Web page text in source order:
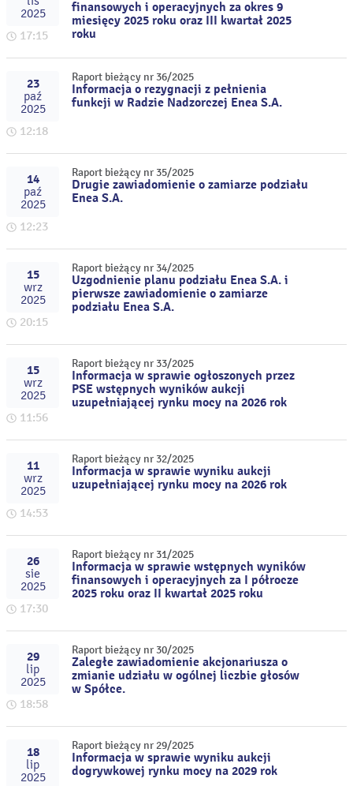
2025
17:15
finansowych i operacyjnych za okres 9
miesięcy 2025 roku oraz III kwartał 2025
roku
23
paź
2025
12:18
Raport bieżący nr 36/2025
Informacja o rezygnacji z pełnienia
funkcji w Radzie Nadzorczej Enea S.A.
14
paź
2025
12:23
Raport bieżący nr 35/2025
Drugie zawiadomienie o zamiarze podziału
Enea S.A.
15
wrz
2025
20:15
Raport bieżący nr 34/2025
Uzgodnienie planu podziału Enea S.A. i
pierwsze zawiadomienie o zamiarze
podziału Enea S.A.
15
wrz
2025
11:56
Raport bieżący nr 33/2025
Informacja w sprawie ogłoszonych przez
PSE wstępnych wyników aukcji
uzupełniającej rynku mocy na 2026 rok
11
wrz
2025
14:53
Raport bieżący nr 32/2025
Informacja w sprawie wyniku aukcji
uzupełniającej rynku mocy na 2026 rok
26
sie
2025
17:30
Raport bieżący nr 31/2025
Informacja w sprawie wstępnych wyników
finansowych i operacyjnych za I półrocze
2025 roku oraz II kwartał 2025 roku
29
lip
2025
18:58
Raport bieżący nr 30/2025
Zaległe zawiadomienie akcjonariusza o
zmianie udziału w ogólnej liczbie głosów
w Spółce.
18
lip
2025
Raport bieżący nr 29/2025
Informacja w sprawie wyniku aukcji
dogrywkowej rynku mocy na 2029 rok